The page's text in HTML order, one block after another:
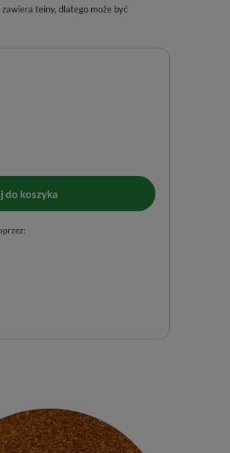
teiny, dlatego może być
do koszyka